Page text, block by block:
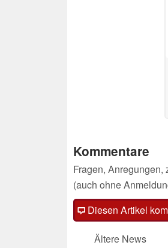
Kommentare
Fragen,
(auch ohne
Diesen Artikel
Ältere News